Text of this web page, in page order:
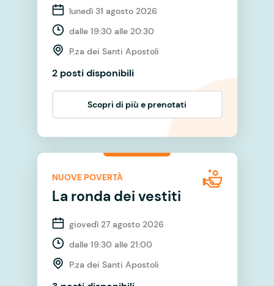
lunedì 31 agosto 2026
dalle 19:30 alle 20:30
P.za dei Santi Apostoli
2 posti disponibili
Scopri di più e prenotati
NUOVE POVERTÀ
La ronda dei vestiti
giovedì 27 agosto 2026
dalle 19:30 alle 21:00
P.za dei Santi Apostoli